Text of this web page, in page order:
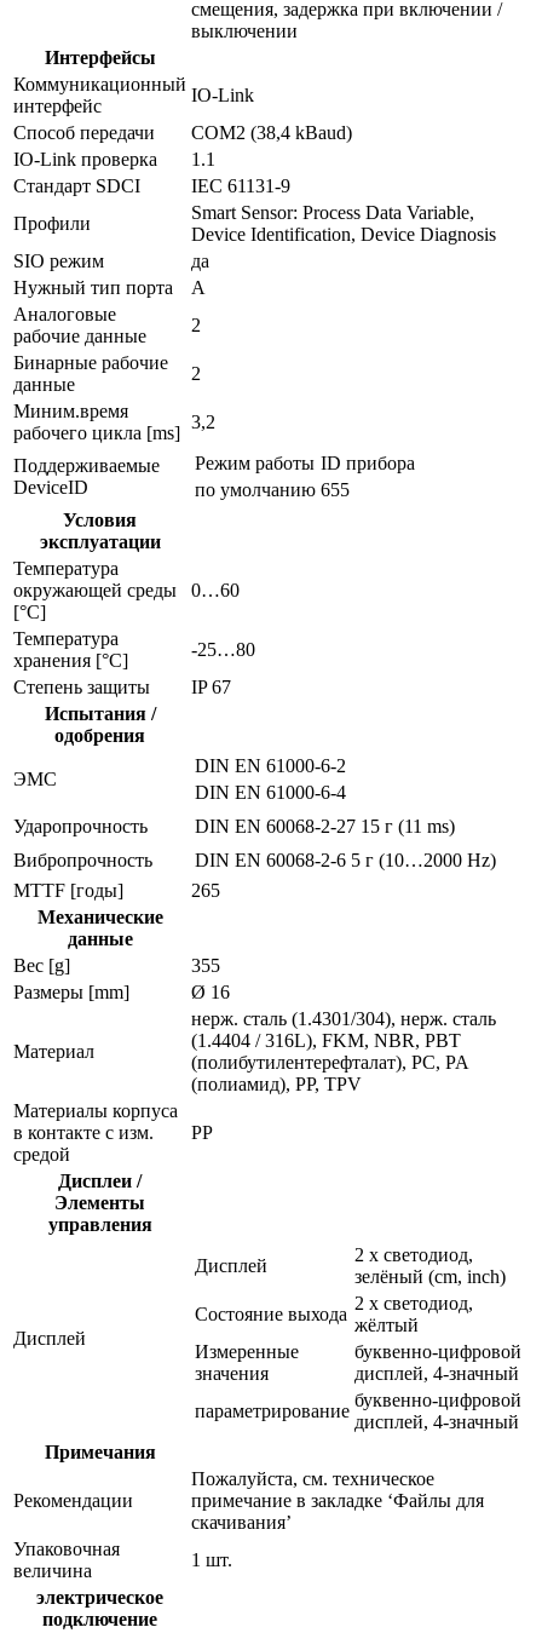
смещения, задержка при включении /
выключении
Интерфейсы
Коммуникационный
интерфейс
IO-Link
Способ передачи
COM2 (38,4 kBaud)
IO-Link проверка
1.1
Стандарт SDCI
IEC 61131-9
Профили
Smart Sensor: Process Data Variable,
Device Identification, Device Diagnosis
SIO режим
да
Нужный тип порта
A
Аналоговые
рабочие данные
2
Бинарные рабочие
данные
2
Миним.время
рабочего цикла [ms]
3,2
Поддерживаемые
DeviceID
Режим работы ID прибора
по умолчанию 655
Условия
эксплуатации
Температура
окружающей среды
[°C]
0…60
Температура
хранения [°C]
-25…80
Степень защиты
IP 67
Испытания /
одобрения
ЭMC
DIN EN 61000-6-2
DIN EN 61000-6-4
Ударопрочность
DIN EN 60068-2-27 15 г (11 ms)
Вибропрочность
DIN EN 60068-2-6 5 г (10…2000 Hz)
MTTF [годы]
265
Механические
данные
Вес [g]
355
Размеры [mm]
Ø 16
Материал
нерж. сталь (1.4301/304), нерж. сталь
(1.4404 / 316L), FKM, NBR, PBT
(полибутилентерефталат), PC, PA
(полиамид), PP, TPV
Материалы корпуса
в контакте с изм.
средой
PP
Дисплеи /
Элементы
управления
Дисплей
Дисплей
2 x светодиод,
зелёный (cm, inch)
Состояние выхода
2 x светодиод,
жёлтый
Измеренные
значения
буквенно-цифровой
дисплей, 4-значный
параметрирование
буквенно-цифровой
дисплей, 4-значный
Примечания
Рекомендации
Пожалуйста, см. техническое
примечание в закладке ‘Файлы для
скачивания’
Упаковочная
величина
1 шт.
электрическое
подключение